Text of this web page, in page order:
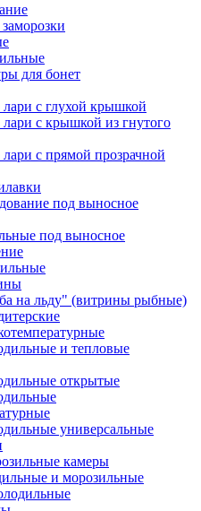
для бонет
с глухой крышкой
с крышкой из гнутого
с прямой прозрачной
под выносное
под выносное
на льду" (витрины рыбные)
и тепловые
открытые
универсальные
камеры
и морозильные